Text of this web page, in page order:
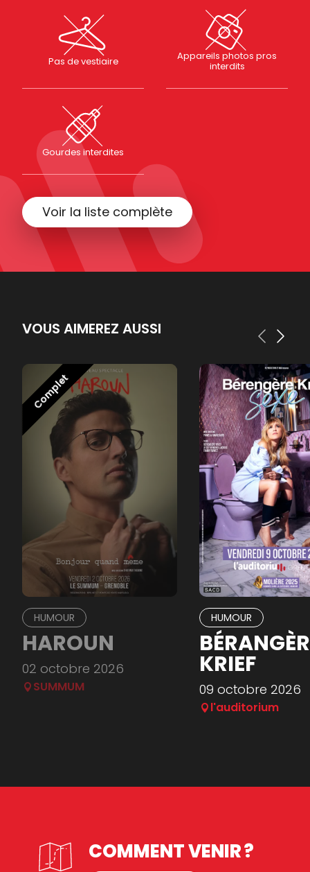
Pas de vestiaire Appareils photos pros
interdits
Gourdes interdites
Voir la liste complète
VOUS AIMEREZ AUSSI
Complet
HUMOUR
HAROUN
02 octobre 2026
SUMMUM
HUMOUR
KRIEF
09 octobre 2026
l'auditorium
COMMENT VENIR ?